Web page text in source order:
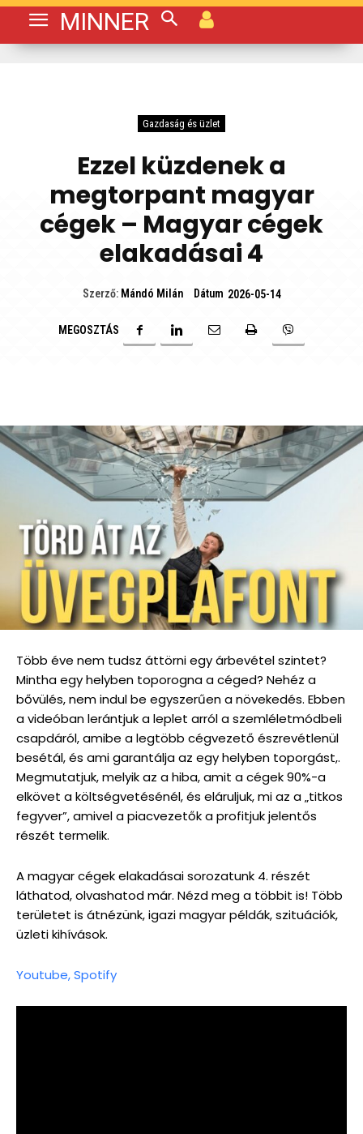
MINNER
Gazdaság és üzlet
Ezzel küzdenek a
megtorpant magyar
cégek – Magyar cégek
elakadásai 4
Szerző: Mándó Milán Dátum 2026-05-14
MEGOSZTÁS
Több éve nem tudsz áttörni egy árbevétel szintet?
Mintha egy helyben toporogna a céged? Nehéz a
bővülés, nem indul be egyszerűen a növekedés. Ebben
a videóban lerántjuk a leplet arról a szemléletmódbeli
csapdáról, amibe a legtöbb cégvezető észrevétlenül
besétál, és ami garantálja az egy helyben toporgást,.
Megmutatjuk, melyik az a hiba, amit a cégek 90%-a
elkövet a költségvetésénél, és eláruljuk, mi az a „titkos
fegyver”, amivel a piacvezetők a profitjuk jelentős
részét termelik.
A magyar cégek elakadásai sorozatunk 4. részét
láthatod, olvashatod már. Nézd meg a többit is! Több
területet is átnézünk, igazi magyar példák, szituációk,
üzleti kihívások.
Youtube,Spotify